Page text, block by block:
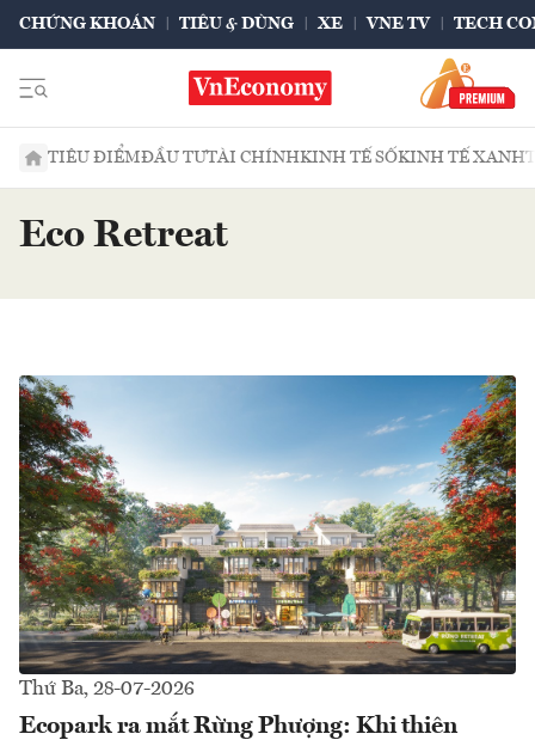
CHỨNG KHOÁN TIÊU & DÙNG XE VNE TV TECH
TIÊU ĐIỂMĐẦU TƯTÀI CHÍNHKINH TẾ SỐKINH TẾ XANH
Eco Retreat
Thứ Ba, 28-07-2026
Ecopark ra mắt Rừng Phượng: Khi thiên